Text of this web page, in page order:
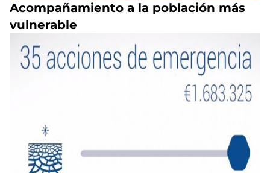
Acompañamiento a la población más
vulnerable